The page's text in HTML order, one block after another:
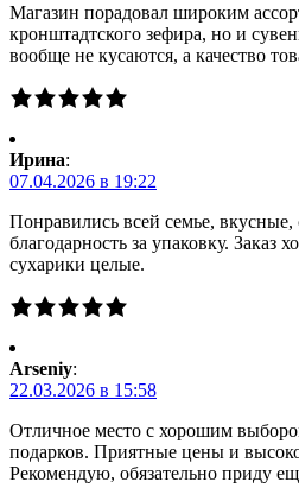
Магазин порадовал широким
кронштадтского зефира, но и
вообще не кусаются, а качество
Ирина:
07.04.2026 в 19:22
Понравились всей семье,
благодарность за упаковку. Заказ
сухарики целые.
Arseniy:
22.03.2026 в 15:58
Отличное место с хорошим
подарков. Приятные цены и
Рекомендую, обязательно приду